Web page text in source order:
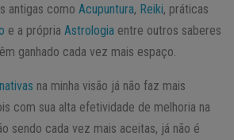
antigas como Acupuntura, Reiki, práticas
e a própria Astrologia entre outros saberes
ganhado cada vez mais espaço.
na minha visão já não faz mais
com sua alta efetividade de melhoria na
sendo cada vez mais aceitas, já não é